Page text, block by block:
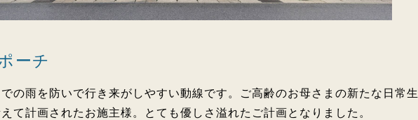
ーチ
の雨を防いで行き来がしやすい動線です。ご高齢のお母さまの新たな日常生
て計画されたお施主様。とても優しさ溢れたご計画となりました。